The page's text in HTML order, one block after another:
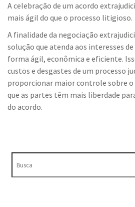
A celebração de um acordo
mais ágil do que o processo litigioso.
A finalidade da negociação
solução que atenda aos interesses
forma ágil, econômica e eficiente.
custos e desgastes de um processo
proporcionar maior controle sobre o
que as partes têm mais liberdade
do acordo.